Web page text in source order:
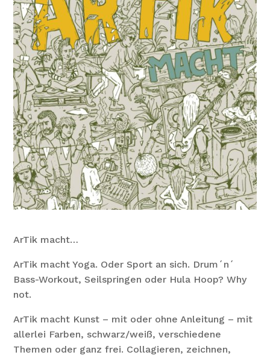
ArTik macht…
ArTik macht Yoga. Oder Sport an sich. Drum´n´
Bass-Workout, Seilspringen oder Hula Hoop? Why
not.
ArTik macht Kunst – mit oder ohne Anleitung – mit
allerlei Farben, schwarz/weiß, verschiedene
Themen oder ganz frei. Collagieren, zeichnen,